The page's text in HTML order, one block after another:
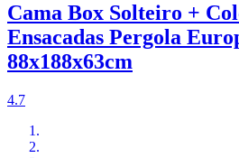
Cama Box Solteiro +
Ensacadas Pergola
88x188x63cm
4.7